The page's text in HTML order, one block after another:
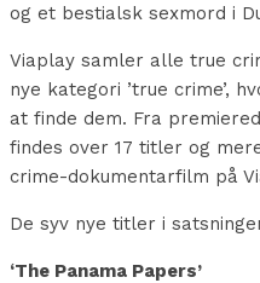
og et bestialsk sexmord i
Viaplay samler alle true
nye kategori ’true crime’,
at finde dem. Fra
findes over 17 titler og
crime-dokumentarfilm på
De syv nye titler i
‘The Panama Papers’